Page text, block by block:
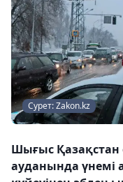
Сурет: Zakon.kz
Шығыс
ауданында үнемі